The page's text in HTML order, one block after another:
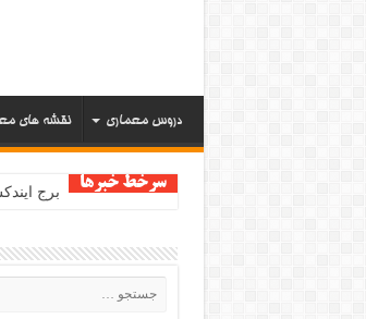
دروس معماری نقشه های
سرخط خبرها برج